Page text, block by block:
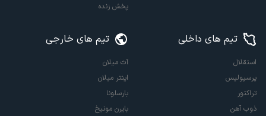
پخش زنده
تیم های داخلی
استقلال
پرسپولیس
تراکتور
ذوب آهن
تیم های خارجی
آث میلان
اینتر میلان
بارسلونا
بایرن مونیخ